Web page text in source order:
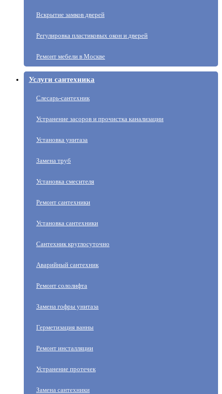
Вскрытие замков дверей
Регулировка пластиковых окон и дверей
Ремонт мебели в Москве
Услуги сантехника
Слесарь-сантехник
Устранение засоров и прочистка канализации
Установка унитаза
Замена труб
Установка смесителя
Ремонт сантехники
Установка сантехники
Сантехник круглосуточно
Аварийный сантехник
Ремонт сололифта
Замена гофры унитаза
Герметизация ванны
Ремонт инсталляции
Устранение протечек
Замена сантехники